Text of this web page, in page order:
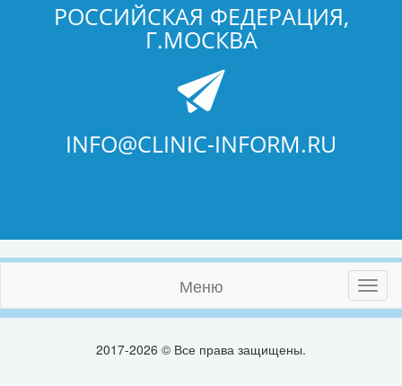
РОССИЙСКАЯ ФЕДЕРАЦИЯ,
Г.МОСКВА
INFO@CLINIC-INFORM.RU
Меню
2017-2026 © Все права защищены.